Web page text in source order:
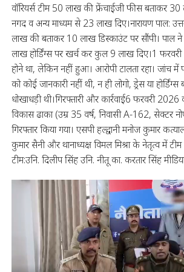
वॉरियर्स टीम 50 लाख की फ्रेंचाईजी फीस बताकर 30
नगद व अन्य माध्यम से 23 लाख दिए।नारायण पाल:
लाख की बताकर 10 लाख डिस्काउंट पर सौंपी।
लाख होर्डिंग्स पर खर्च कर कुल 9 लाख दिए।1
होने था, लेकिन नहीं हुआ। आरोपी टालता रहा। जांच में
को कोई जानकारी नहीं थी, न ही लोगो, ड्रेस या
धोखाधड़ी थी।गिरफ्तारी और कार्रवाई6 फरवरी
विकास ढाका (उम्र 35 वर्ष, निवासी A-162, सेक्टर
गिरफ्तार किया गया। एसपी हल्द्वानी मनोज कुमार
कुमार सैनी और थानाध्यक्ष विमल मिश्रा के नेतृत्व में टीम
टीम:उनि. दिलीप सिंह उनि. नीतू का. करतार सिंह